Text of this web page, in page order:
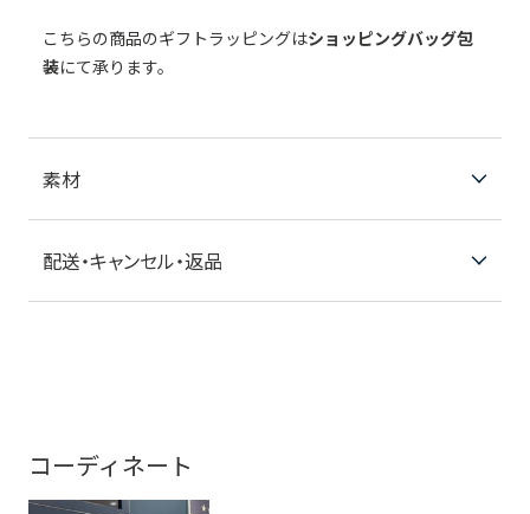
こちらの商品のギフトラッピングはショッピングバッグ包
装にて承ります。
素材
配送・キャンセル・返品
コーディネート